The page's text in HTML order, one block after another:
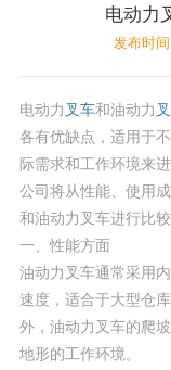
电动力
发布时
电动力叉车和油动力
各有优缺点，适用于
际需求和工作环境来
公司将从性能、使用
和油动力叉车进行比较
一、性能方面
油动力叉车通常采用
速度，适合于大型仓
外，油动力叉车的爬
地形的工作环境。